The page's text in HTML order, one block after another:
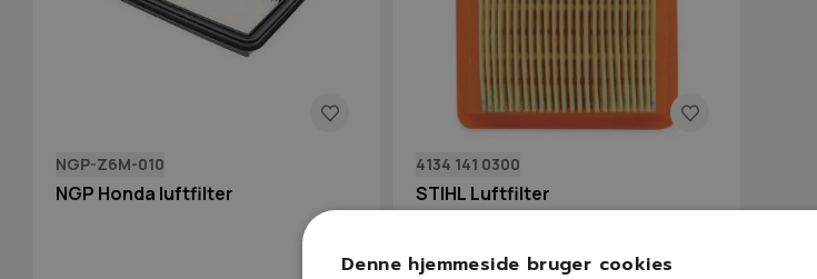
NGP-Z6M-010
NGP Honda luftfilter
4134 141 0300
STIHL Luftfilter
Denne hjemmeside bruger cookies